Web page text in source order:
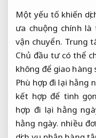
Một yếu tố khiến
ưa chuộng chính
vận chuyển. Trung
Chủ đầu tư có thể
không để giao hàng
Phù hợp đi lại hằng
kết hợp để tinh
hợp đi lại hằng
hằng ngày. nhiều